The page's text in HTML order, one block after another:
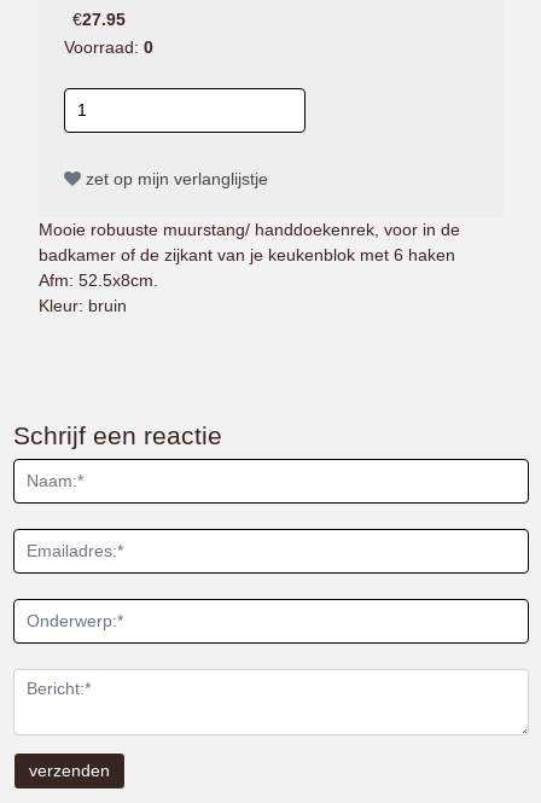
€27.95
Voorraad: 0
zet op mijn verlanglijstje
Mooie robuuste muurstang/ handdoekenrek, voor in de
badkamer of de zijkant van je keukenblok met 6 haken
Afm: 52.5x8cm.
Kleur: bruin
Schrijf een reactie